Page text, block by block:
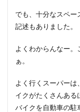
でも、十分なスペ
記述もありました。
よくわからんなー
ぁ。
よく行くスーパー
イクがたくさんある
バイクを自動車の駐